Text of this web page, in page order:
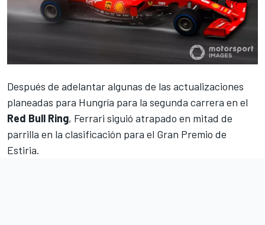
Después de adelantar algunas de las actualizaciones
planeadas para Hungría para la segunda carrera en el
Red Bull Ring, Ferrari siguió atrapado en mitad de
parrilla en la clasificación para el Gran Premio de
Estiria.